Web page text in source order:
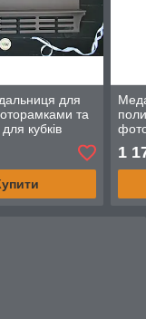
для
та
кубків
з дерева
1